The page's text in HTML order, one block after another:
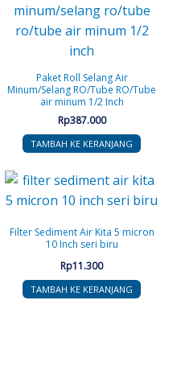
Paket Roll Selang Air
Minum/Selang RO/Tube RO/Tube
air minum 1/2 Inch
Rp387.000
TAMBAH KE KERANJANG
Filter Sediment Air Kita 5 micron
10 Inch seri biru
Rp11.300
TAMBAH KE KERANJANG